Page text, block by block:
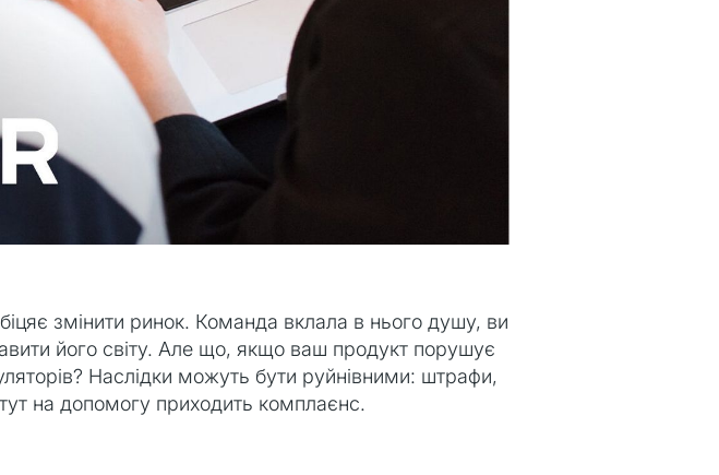
змінити ринок. Команда вклала в нього душу, ви
його світу. Але що, якщо ваш продукт порушує
Наслідки можуть бути руйнівними: штрафи,
тут на допомогу приходить комплаєнс.